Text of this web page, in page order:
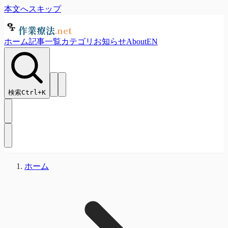
本文へスキップ
作業療法.net
ホーム記事一覧カテゴリ お知らせAboutEN
検索Ctrl+K
ホーム